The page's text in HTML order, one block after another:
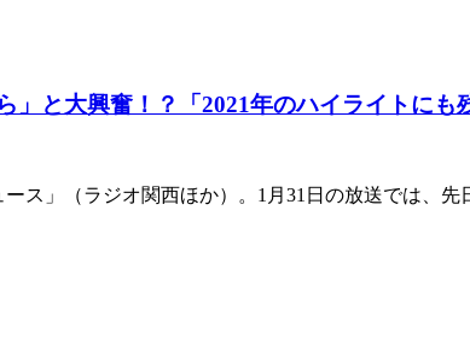
と大興奮！？「2021年のハイライトにも
ス」（ラジオ関西ほか）。1月31日の放送では、